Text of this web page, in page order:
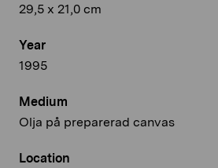
29,5 x 21,0 cm
Year
1995
Medium
Olja på preparerad canvas
Location